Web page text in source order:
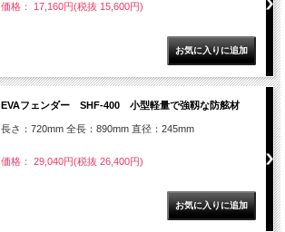
価格： 17,160円(税抜 15,600円)
EVAフェンダー SHF-400 小型軽量で強靱な防舷材
長さ：720mm 全長：890mm 直径：245mm
価格： 29,040円(税抜 26,400円)